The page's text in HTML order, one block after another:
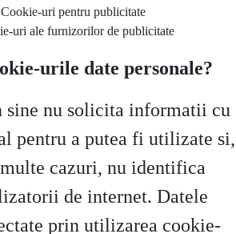
Cookie-uri pentru publicitate
uri ale furnizorilor de publicitate
urile date personale?
sine nu solicita informatii cu
pentru a putea fi utilizate si,
cazuri, nu identifica
de internet. Datele
prin utilizarea cookie-